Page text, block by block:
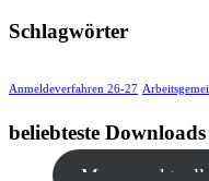
Schlagwörter
Anmeldeverfahren 26-27
beliebteste Downloads
Mensa -